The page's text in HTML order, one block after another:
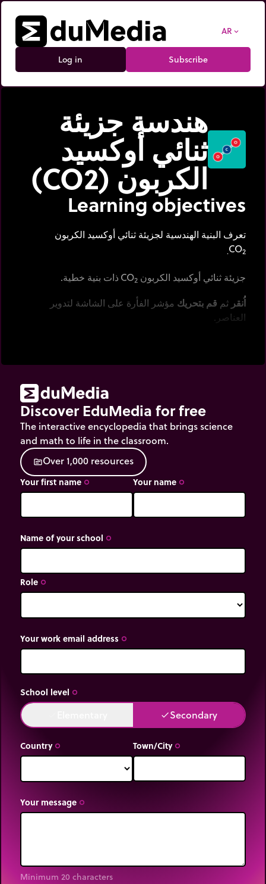
AR expand_more
Log in Subscribe
هندسة جزيئة
ثنائي أوكسيد
الكربون (CO2)
Learning objectives
تعرف البنية الهندسية لجزيئة ثنائي أوكسيد الكربون
CO2.
جزيئة ثنائي أوكسيد الكربون CO 2
ذات بنية خطية.
اُنقر ثم قم بتحريك مؤشر الفأرة على الشاشة لتدوير
العناصر.
Discover EduMedia for free
The interactive encyclopedia that brings science
and math to life in the classroom.
sourceOver1,000 resources
Your first name trip_origin Your name trip_origin
Name of your school trip_origin
Role trip_origin
Your work email address trip_origin
School level trip_origin
doneSecondary
Country trip_origin Town/City trip_origin
Your message trip_origin
Minimum 20 characters